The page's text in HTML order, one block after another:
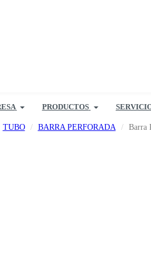
PRODUCTOS
TUBO BARRA PERFORADA Barra